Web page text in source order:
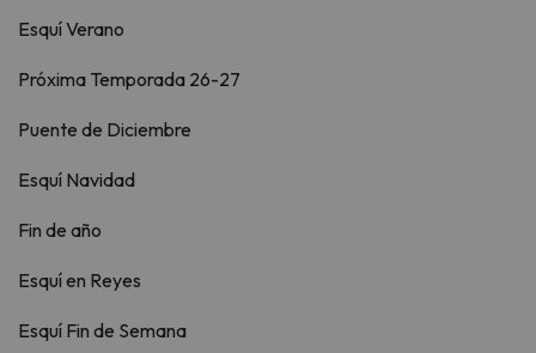
Esquí Verano
Próxima Temporada 26-27
Puente de Diciembre
Esquí Navidad
Fin de año
Esquí en Reyes
Esquí Fin de Semana